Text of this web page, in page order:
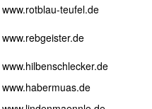
www.rotblau-teufel.de
www.rebgeister.de
www.hilbenschlecker.de
www.habermuas.de